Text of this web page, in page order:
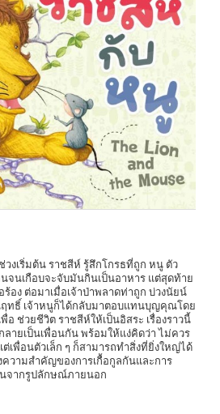
งเริ่มต้น ราชสีห์ รู้สึกโกรธที่ถูก หนู ตัว
จนเกือบจะจับมันกินเป็นอาหาร แต่สุดท้าย
อง ต่อมาเมื่อเจ้าป่าพลาดท่าถูก บ่วงนัยน์
ทธิ์ เจ้าหนูก็ได้กลับมาตอบแทนบุญคุณโดย
ช่วยชีวิต ราชสีห์ให้เป็นอิสระ เรื่องราวนี้
ายเป็นเพื่อนกัน พร้อมให้แง่คิดว่า ไม่ควร
เพื่อนตัวเล็ก ๆ ก็สามารถทำสิ่งที่ยิ่งใหญ่ได้
ความสำคัญของการเกื้อกูลกันและการ
จากรูปลักษณ์ภายนอก